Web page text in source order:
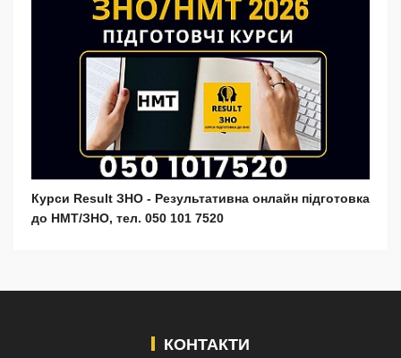
Курси Result ЗНО - Результативна онлайн підготовка
до НМТ/ЗНО, тел. 050 101 7520
КОНТАКТИ